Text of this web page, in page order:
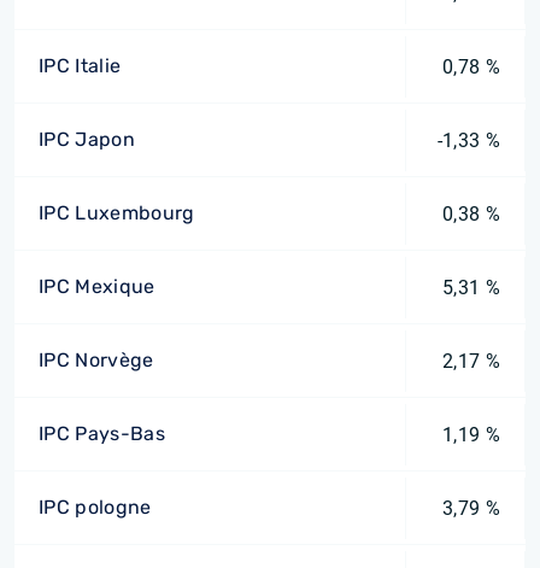
IPC Italie 0,78 %
IPC Japon -1,33 %
IPC Luxembourg 0,38 %
IPC Mexique 5,31 %
IPC Norvège 2,17 %
IPC Pays-Bas 1,19 %
IPC pologne 3,79 %